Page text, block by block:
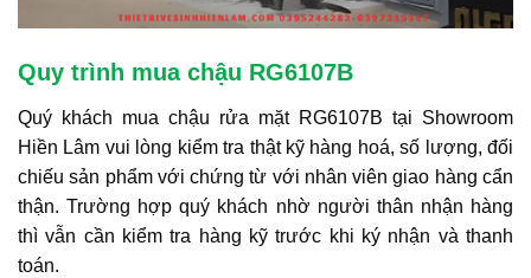
Quy trình mua chậu RG6107B
Quý khách mua chậu rửa mặt RG6107B tại Showroom
Hiền Lâm vui lòng kiểm tra thật kỹ hàng hoá, số lượng, đối
chiếu sản phẩm với chứng từ với nhân viên giao hàng cẩn
thận. Trường hợp quý khách nhờ người thân nhận hàng
thì vẫn cần kiểm tra hàng kỹ trước khi ký nhận và thanh
toán.